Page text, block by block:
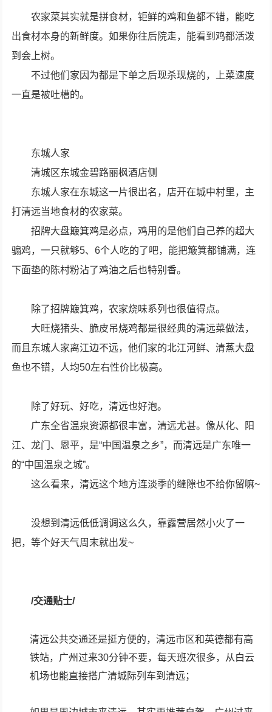
农家菜其实就是拼食材，钜鲜的鸡和鱼都不错，能吃
出食材本身的新鲜度。如果你往后院走，能看到鸡都活泼
到会上树。
不过他们家因为都是下单之后现杀现烧的，上菜速度
一直是被吐槽的。
东城人家
清城区东城金碧路丽枫酒店侧
东城人家在东城这一片很出名，店开在城中村里，主
打清远当地食材的农家菜。
招牌大盘簸箕鸡是必点，鸡用的是他们自己养的超大
骟鸡，一只就够5、6个人吃的了吧，能把簸箕都铺满，连
下面垫的陈村粉沾了鸡油之后也特别香。
除了招牌簸箕鸡，农家烧味系列也很值得点。
大旺烧猪头、脆皮吊烧鸡都是很经典的清远菜做法，
而且东城人家离江边不远，他们家的北江河鲜、清蒸大盘
鱼也不错，人均50左右性价比极高。
除了好玩、好吃，清远也好泡。
广东全省温泉资源都很丰富，清远尤甚。像从化、阳
江、龙门、恩平，是“中国温泉之乡”，而清远是广东唯一
的“中国温泉之城”。
这么看来，清远这个地方连淡季的缝隙也不给你留嘛~
没想到清远低低调调这么久，靠露营居然小火了一
把，等个好天气周末就出发~
/交通贴士/
清远公共交通还是挺方便的，清远市区和英德都有高
铁站，广州过来30分钟不要，每天班次很多，从白云
机场也能直接搭广清城际列车到清远；